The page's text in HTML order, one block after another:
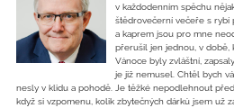
v každodenním spěchu
štědrovečerní večeře s rybí
a kaprem jsou pro mne
přerušil jen jednou, v době,
Vánoce byly zvláštní,
je již nemusel. Chtěl bych
nesly v klidu a pohodě. Je těžké nepodlehnout
když si vzpomenu, kolik zbytečných dárků jsem už